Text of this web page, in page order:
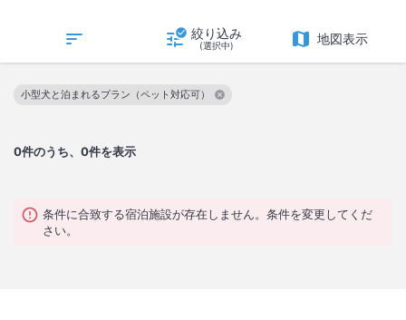
絞り込み
(選択中) 地図表示
0件のうち、0件を表示
小型犬と泊まれるプラン（ペット対応可）
この絞り込み条件を解除
条件に合致する宿泊施設が存在しません。条件を変更してくだ
さい。